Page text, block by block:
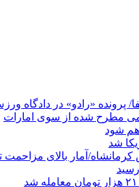
پرونده «رادو» در دادگاه
مطرح شده از سوی امارات
شود
شد